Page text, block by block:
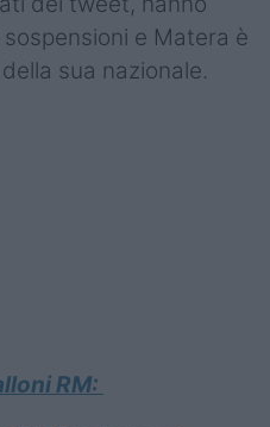
e Matera è
sua nazionale.
RM: